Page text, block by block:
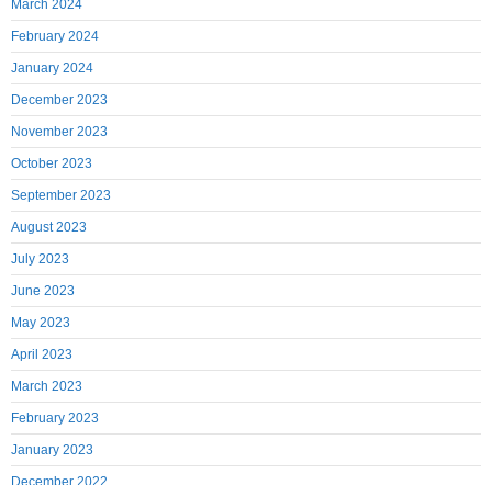
March 2024
February 2024
January 2024
December 2023
November 2023
October 2023
September 2023
August 2023
July 2023
June 2023
May 2023
April 2023
March 2023
February 2023
January 2023
December 2022